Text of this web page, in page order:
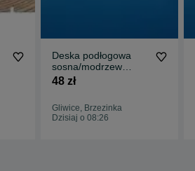
Deska podłogowa
sosna/modrzew
Promocja !
48 zł
Gliwice, Brzezinka
Dzisiaj o 08:26